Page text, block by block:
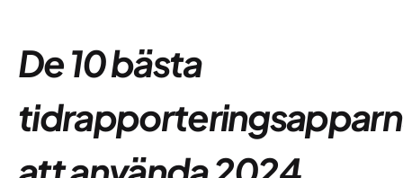
De 10 bästa